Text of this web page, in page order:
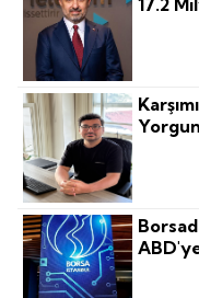
17.2